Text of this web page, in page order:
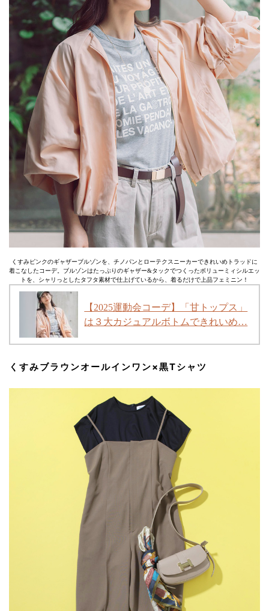
くすみピンクのギャザーブルゾンを、チノパンとローテクスニーカーできれいめトラッドに
着こなしたコーデ。ブルゾンはたっぷりのギャザー&タックでつくったボリューミィシルエッ
トを、シャリっとしたタフタ素材で仕上げているから、着るだけで上品フェミニン！
【2025運動会コーデ】「甘トップス」
は３大カジュアルボトムできれいめ…
くすみブラウンオールインワン×黒Tシャツ